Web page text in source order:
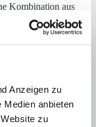
Anzeigen zu
Medien anbieten
zu
Kombination aus
Ausblicke auf
historische Castell
Sie eignet
lässt sich das
private